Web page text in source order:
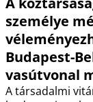
személye
Budapest-
vasútvonal
A társadalmi